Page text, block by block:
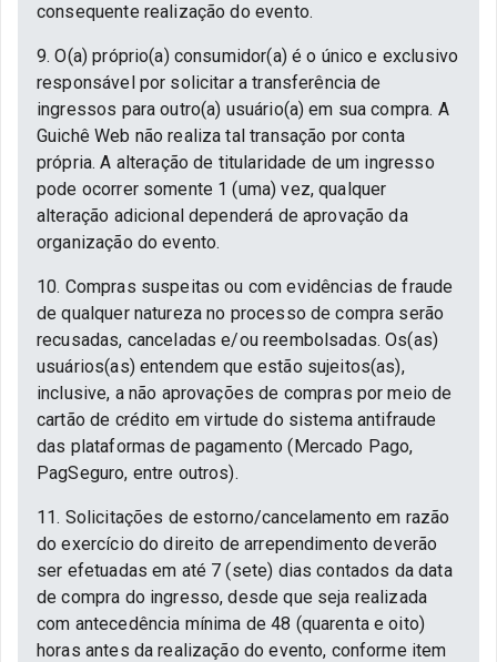
consequente realização do evento.
9. O(a) próprio(a) consumidor(a) é o único e exclusivo
responsável por solicitar a transferência de
ingressos para outro(a) usuário(a) em sua compra. A
Guichê Web não realiza tal transação por conta
própria. A alteração de titularidade de um ingresso
pode ocorrer somente 1 (uma) vez, qualquer
alteração adicional dependerá de aprovação da
organização do evento.
10. Compras suspeitas ou com evidências de fraude
de qualquer natureza no processo de compra serão
recusadas, canceladas e/ou reembolsadas. Os(as)
usuários(as) entendem que estão sujeitos(as),
inclusive, a não aprovações de compras por meio de
cartão de crédito em virtude do sistema antifraude
das plataformas de pagamento (Mercado Pago,
PagSeguro, entre outros).
11. Solicitações de estorno/cancelamento em razão
do exercício do direito de arrependimento deverão
ser efetuadas em até 7 (sete) dias contados da data
de compra do ingresso, desde que seja realizada
com antecedência mínima de 48 (quarenta e oito)
horas antes da realização do evento, conforme item